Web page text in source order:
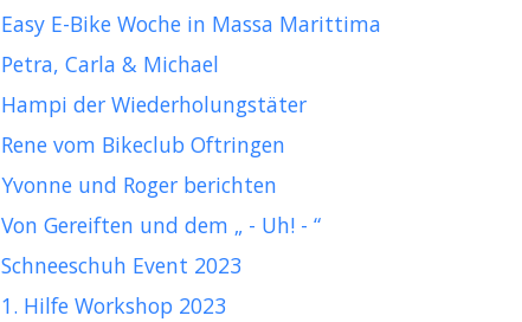
Easy E-Bike Woche in Massa Marittima
Petra, Carla & Michael
Hampi der Wiederholungstäter
Rene vom Bikeclub Oftringen
Yvonne und Roger berichten
Von Gereiften und dem „ - Uh! - “
Schneeschuh Event 2023
1. Hilfe Workshop 2023